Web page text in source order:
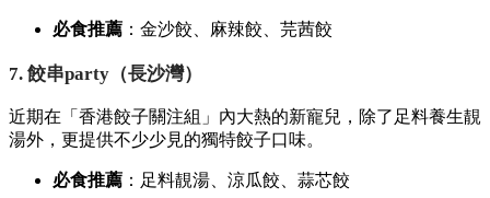
必食推薦 ：金沙餃、 麻辣餃、 芫茜餃
7. 餃串party（長沙灣）
近期在「香港餃子關注組」內大熱的新寵兒， 除了足料養生靚
湯外， 更提供不少少見的獨特餃子口味。
必食推薦 ：足料靚湯、 涼瓜餃、 蒜芯餃